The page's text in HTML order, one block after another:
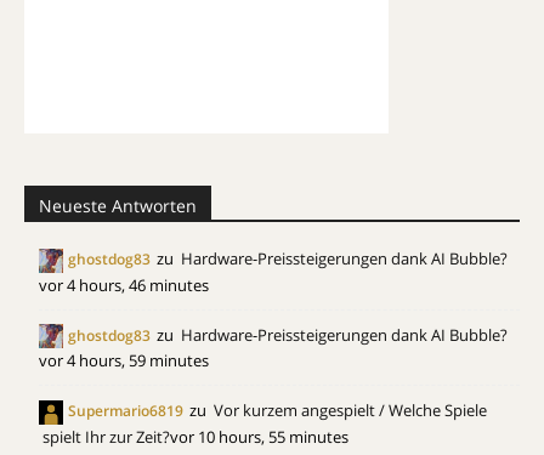
Neueste Antworten
ghostdog83 zu Hardware-Preissteigerungen dank AI Bubble?
vor 4 hours, 46 minutes
ghostdog83 zu Hardware-Preissteigerungen dank AI Bubble?
vor 4 hours, 59 minutes
Supermario6819 zu Vor kurzem angespielt / Welche Spiele
spielt Ihr zur Zeit?vor 10 hours, 55 minutes